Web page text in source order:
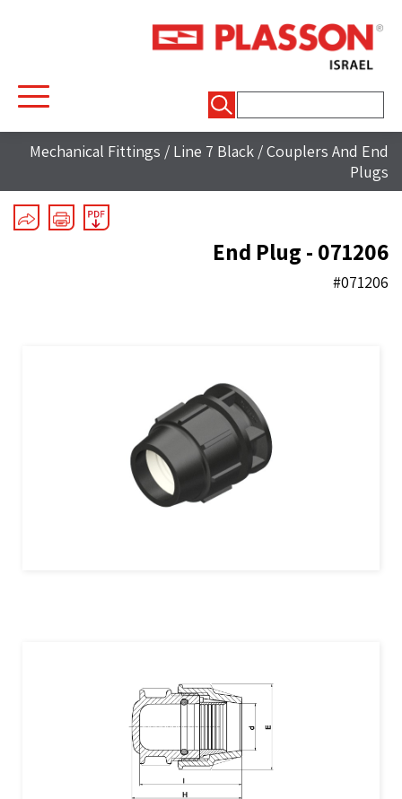
Mechanical Fittings / Line 7 Black /Couplers And End
Plugs
End Plug - 071206
#071206